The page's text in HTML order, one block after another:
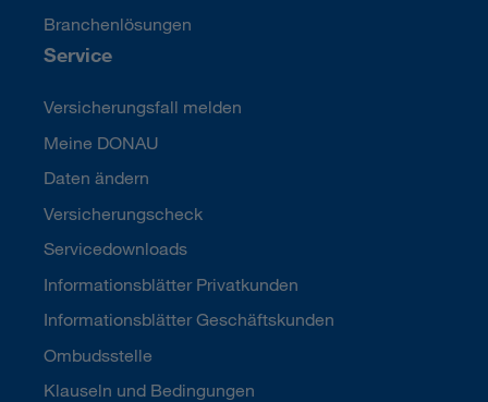
Branchenlösungen
Service
Versicherungsfall melden
Meine DONAU
Daten ändern
Versicherungscheck
Servicedownloads
Informationsblätter Privatkunden
Informationsblätter Geschäftskunden
Ombudsstelle
Klauseln und Bedingungen